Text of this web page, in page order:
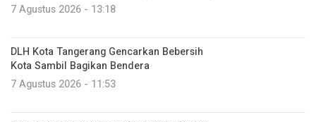
7 Agustus 2026 - 13:18
DLH Kota Tangerang Gencarkan Bebersih
Kota Sambil Bagikan Bendera
7 Agustus 2026 - 11:53